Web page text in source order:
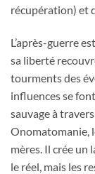
récupération) et
L’après-guerre
sa liberté
tourments des
influences se
sauvage à
Onomatomanie,
mères. Il crée un
le réel, mais les